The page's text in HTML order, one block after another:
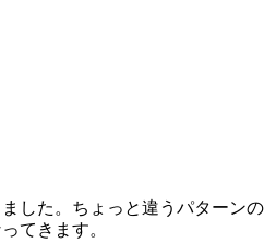
した。ちょっと違うパターンの
てきます。